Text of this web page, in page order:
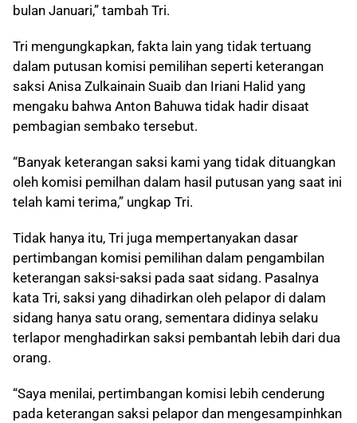
bulan Januari,” tambah Tri.
Tri mengungkapkan, fakta lain yang tidak tertuang
dalam putusan komisi pemilihan seperti keterangan
saksi Anisa Zulkainain Suaib dan Iriani Halid yang
mengaku bahwa Anton Bahuwa tidak hadir disaat
pembagian sembako tersebut.
“Banyak keterangan saksi kami yang tidak dituangkan
oleh komisi pemilhan dalam hasil putusan yang saat ini
telah kami terima,” ungkap Tri.
Tidak hanya itu, Tri juga mempertanyakan dasar
pertimbangan komisi pemilihan dalam pengambilan
keterangan saksi-saksi pada saat sidang. Pasalnya
kata Tri, saksi yang dihadirkan oleh pelapor di dalam
sidang hanya satu orang, sementara didinya selaku
terlapor menghadirkan saksi pembantah lebih dari dua
orang.
“Saya menilai, pertimbangan komisi lebih cenderung
pada keterangan saksi pelapor dan mengesampinhkan